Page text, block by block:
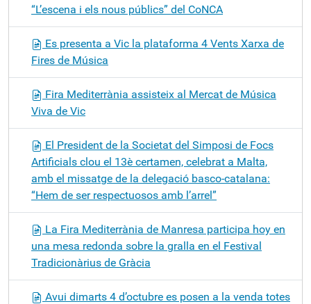
“L’escena i els nous públics” del CoNCA
Es presenta a Vic la plataforma 4 Vents Xarxa de
Fires de Música
Fira Mediterrània assisteix al Mercat de Música
Viva de Vic
El President de la Societat del Simposi de Focs
Artificials clou el 13è certamen, celebrat a Malta,
amb el missatge de la delegació basco-catalana:
“Hem de ser respectuosos amb l’arrel”
La Fira Mediterrània de Manresa participa hoy en
una mesa redonda sobre la gralla en el Festival
Tradicionàrius de Gràcia
Avui dimarts 4 d’octubre es posen a la venda totes